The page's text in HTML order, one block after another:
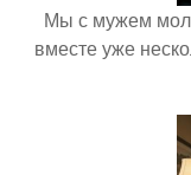
Мы с мужем
вместе уже